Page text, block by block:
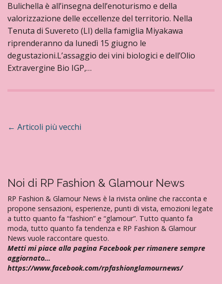
Bulichella è all’insegna dell’enoturismo e della
valorizzazione delle eccellenze del territorio. Nella
Tenuta di Suvereto (LI) della famiglia Miyakawa
riprenderanno da lunedì 15 giugno le
degustazioni.L’assaggio dei vini biologici e dell’Olio
Extravergine Bio IGP,…
N
a
i
o
n
e
a
r
t
← Articoli più vecchi
Noi di RP Fashion & Glamour News
RP Fashion & Glamour News è la rivista online che racconta e
propone sensazioni, esperienze, punti di vista, emozioni legate
a tutto quanto fa “fashion” e “glamour”. Tutto quanto fa
moda, tutto quanto fa tendenza e RP Fashion & Glamour
News vuole raccontare questo.
Metti mi piace alla pagina Facebook per rimanere sempre
aggiornato…
https://www.facebook.com/rpfashionglamournews/